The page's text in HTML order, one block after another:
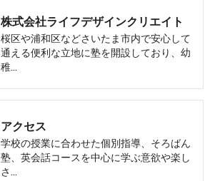
株式会社ライフデザインクリエイト
桜区や浦和区などさいたま市内で安心して
通える便利な立地に塾を開設しており、幼
稚…
アクセス
学校の授業に合わせた個別指導、そろばん
塾、英会話コースを中心に学ぶ意欲や楽し
さ…